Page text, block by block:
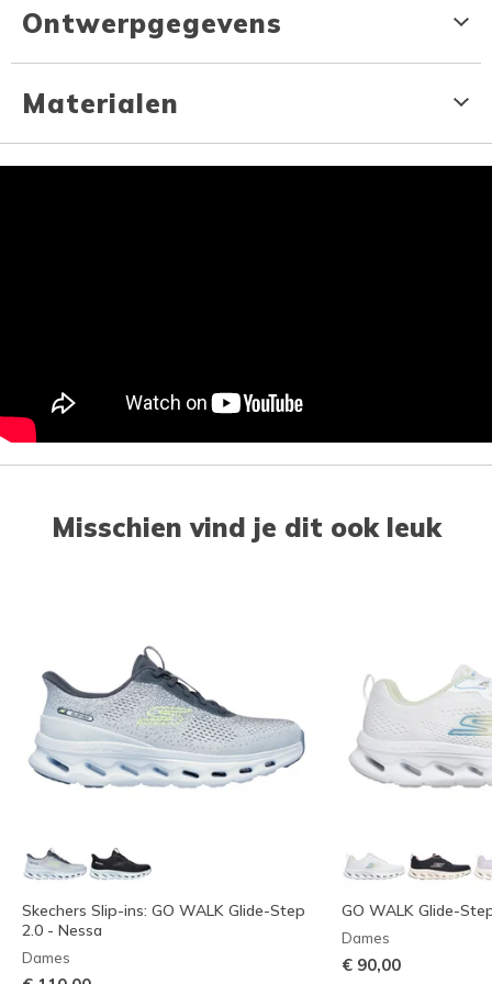
Ontwerpgegevens
Materialen
Misschien vind je dit ook leuk
Skechers Slip-ins: GO WALK Glide-Step
2.0 - Nessa
Dames
GO WALK Glide-
Dames
€ 90,00